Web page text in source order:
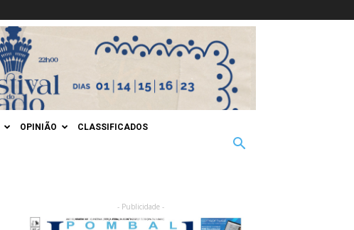
OPINIÃO CLASSIFICADOS
- Publicidade -